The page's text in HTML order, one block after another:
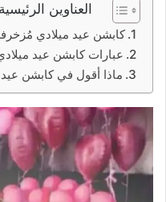
العناوين الرئيسية
كابشن عيد ميلادي
عبارات كابشن عيد
ماذا أقول في كابشن عيد